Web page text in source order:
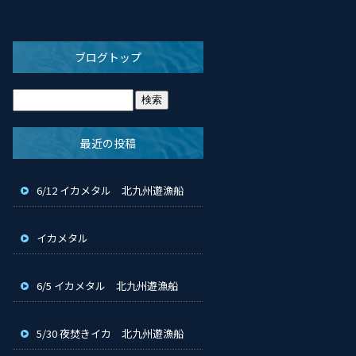
ブログトップ
最近の投稿
6/12 イカメタル 北九州遊漁船
イカメタル
6/5 イカメタル 北九州遊漁船
5/30 夜焚きイカ 北九州遊漁船